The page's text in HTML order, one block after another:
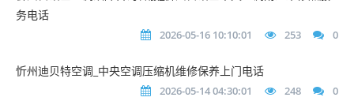
务电话
2026-05-16 10:10:01 253 0
忻州迪贝特空调_中央空调压缩机维修保养上门电话
2026-05-14 04:30:01 248 0